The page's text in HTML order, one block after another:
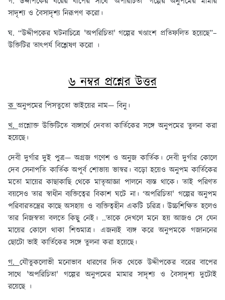
সাদৃশ্য ও বৈসাদৃশ্য নিরূপণ করো।
ঘ. “উদ্দীপকের ঘটনাচিত্রে 'অপরিচিতা' গল্পের খণ্ডাংশ প্রতিফলিত হয়েছে”–
উক্তিটির তাৎপর্য বিশ্লেষণ করো ।
৬ নম্বর প্রশ্নের উত্তর
কঅনুপমের পিসতুতো ভাইয়ের নাম— বিনু।
খ.প্রশ্নোক্ত উক্তিটিতে ব্যঙ্গার্থে দেবতা কার্তিকের সঙ্গে অনুপমের তুলনা করা
হয়েছে।
দেবী দুর্গার দুই পুত্র— অগ্রজ গণেশ ও অনুজ কার্তিক। দেবী দুর্গার কোলে
দেব সেনাপতি কার্তিক অপূর্ব শোভায় ভাস্বর। বড়ো হয়েও অনুপম কার্তিকের
মতো মায়ের কাছাকাছি থেকে মাতৃআজ্ঞা পালনে ব্যস্ত থাকে। তাই পরিণত
বয়সেও তার স্বাধীন ব্যক্তিত্বের বিকাশ ঘটে না। ‘অপরিচিতা' গল্পের অনুপম
পরিবারতন্ত্রের কাছে অসহায় ও ব্যক্তিত্বহীন একটি চরিত্র। উচ্চশিক্ষিত হলেও
তার নিজস্বতা বলতে কিছু নেই। ..তাকে দেখলে মনে হয় আজও সে যেন
মায়ের কোলে থাকা শিশুমাত্র। এজন্যই ব্যঙ্গ করে অনুপমকে গজাননের
ছোটো ভাই কার্তিকের সঙ্গে তুলনা করা হয়েছে।
গ.যৌতুকলোভী মনোভাব ধারণের দিক থেকে উদ্দীপকের বরের বাপের
সাথে 'অপরিচিতা' গল্পের অনুপমের মামার সাদৃশ্য ও বৈসাদৃশ্য দুটোই
রয়েছে ।